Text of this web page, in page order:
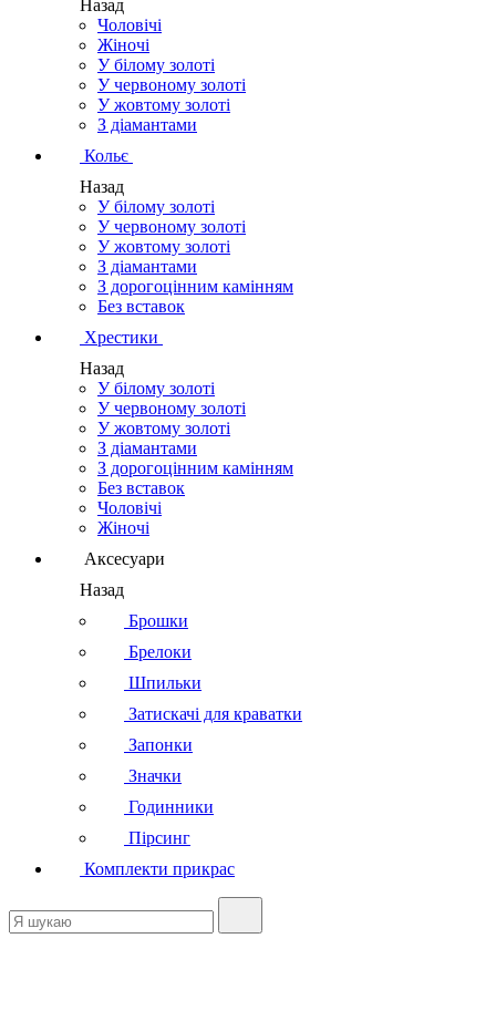
Назад
Чоловічі
Жіночі
У білому золоті
У червоному золоті
У жовтому золоті
З діамантами
Кольє
Назад
У білому золоті
У червоному золоті
У жовтому золоті
З діамантами
З дорогоцінним камінням
Без вставок
Хрестики
Назад
У білому золоті
У червоному золоті
У жовтому золоті
З діамантами
З дорогоцінним камінням
Без вставок
Чоловічі
Жіночі
Аксесуари
Назад
Брошки
Брелоки
Шпильки
Затискачі для краватки
Запонки
Значки
Годинники
Пірсинг
Комплекти прикрас